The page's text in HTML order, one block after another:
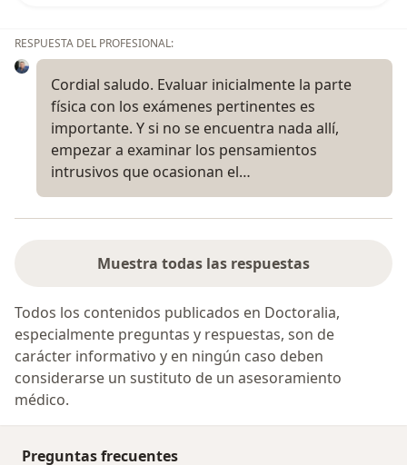
RESPUESTA DEL PROFESIONAL:
Cordial saludo. Evaluar inicialmente la parte
física con los exámenes pertinentes es
importante. Y si no se encuentra nada allí,
empezar a examinar los pensamientos
intrusivos que ocasionan el…
Muestra todas las respuestas
Todos los contenidos publicados en Doctoralia,
especialmente preguntas y respuestas, son de
carácter informativo y en ningún caso deben
considerarse un sustituto de un asesoramiento
médico.
Preguntas frecuentes